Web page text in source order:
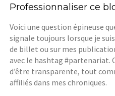
Professionnaliser ce
Voici une question épineuse
signale toujours lorsque je
de billet ou sur mes
avec le hashtag #partenariat.
d’être transparente, tout
affiliés dans mes chroniques.